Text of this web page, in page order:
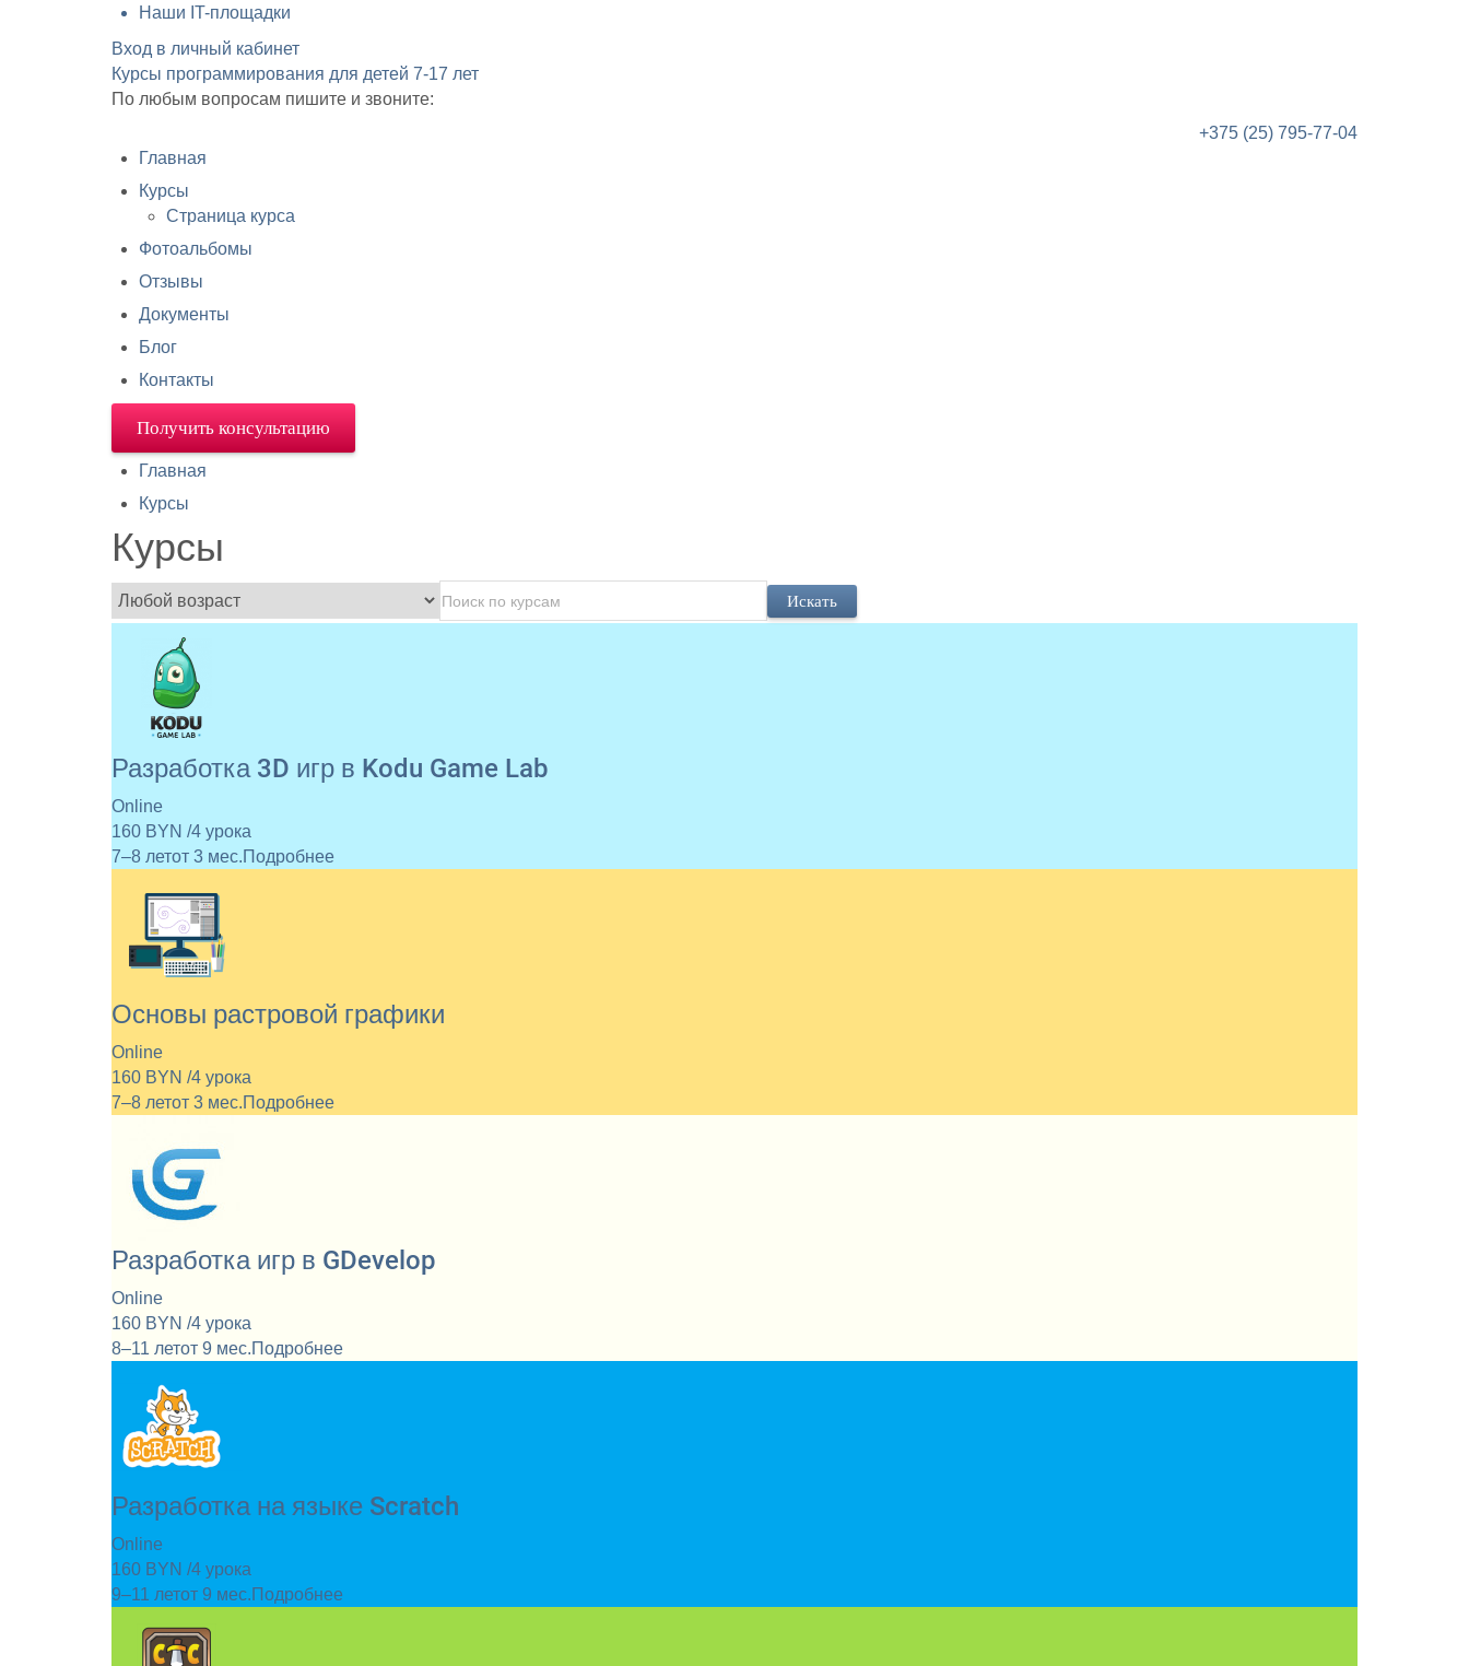
Наши IT-площадки
Вход в личный кабинет
Курсы программирования для детей 7-17 лет
По любым вопросам пишите и звоните:
+375 (25) 795-77-04
Главная
Курсы
Страница курса
Фотоальбомы
Отзывы
Документы
Блог
Контакты
Получить консультацию
Главная
Курсы
Курсы
Искать
Разработка 3D игр в Kodu Game Lab
Online
160 BYN /4 урока
7–8 летот 3 мес.Подробнее
Основы растровой графики
Online
160 BYN /4 урока
7–8 летот 3 мес.Подробнее
Разработка игр в GDevelop
Online
160 BYN /4 урока
8–11 летот 9 мес.Подробнее
Разработка на языке Scratch
Online
160 BYN /4 урока
9–11 летот 9 мес. Подробнее